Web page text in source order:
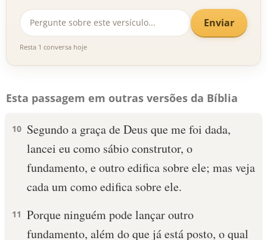
Enviar
Resta 1 conversa hoje
Esta passagem em outras versões da Bíblia
10 Segundo a graça de Deus que me foi dada,
lancei eu como sábio construtor, o
fundamento, e outro edifica sobre ele; mas veja
cada um como edifica sobre ele.
11 Porque ninguém pode lançar outro
fundamento, além do que já está posto, o qual